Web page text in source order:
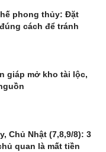
phong thủy: Đặt
cách để tránh
giáp mở kho tài lộc,
Chủ Nhật (7,8,9/8): 3
quan là mất tiền